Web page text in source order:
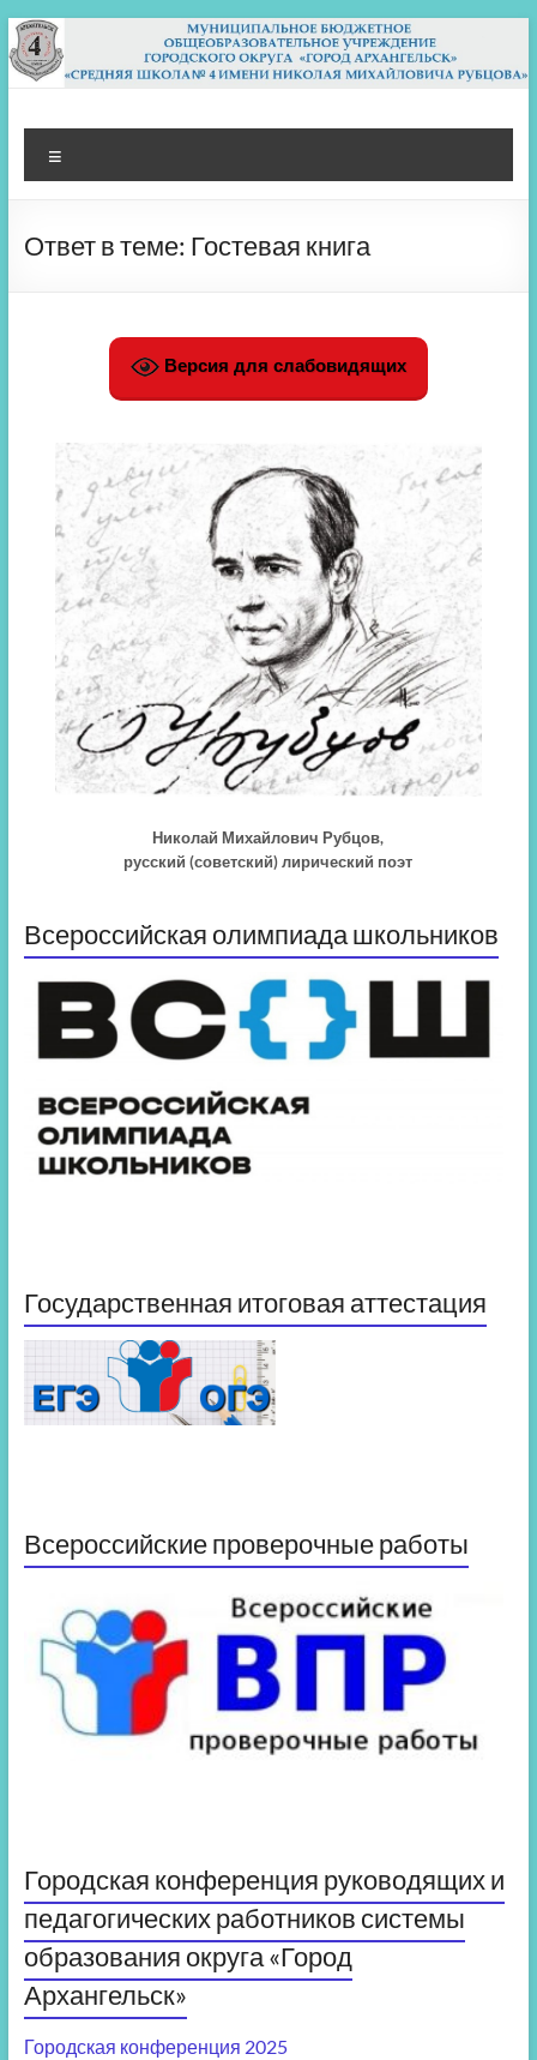
Перейти
к
содержимому
МБОУ СШ 4
Архангельск
Ответ в теме: Гостевая книга
Версия для слабовидящих
Николай Михайлович Рубцов,
русский (советский) лирический поэт
Всероссийская олимпиада школьников
Государственная итоговая аттестация
Всероссийские проверочные работы
Городская конференция руководящих и
педагогических работников системы
образования округа «Город
Архангельск»
Городская конференция 2025